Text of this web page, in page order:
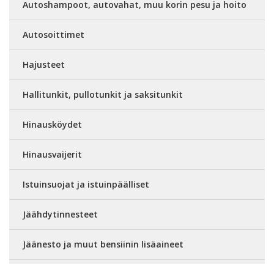
Autoshampoot, autovahat, muu korin pesu ja hoito
Autosoittimet
Hajusteet
Hallitunkit, pullotunkit ja saksitunkit
Hinausköydet
Hinausvaijerit
Istuinsuojat ja istuinpäälliset
Jäähdytinnesteet
Jäänesto ja muut bensiinin lisäaineet